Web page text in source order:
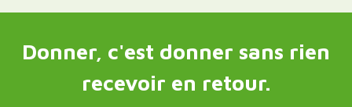
Donner, c'est donner sans rien
recevoir en retour.